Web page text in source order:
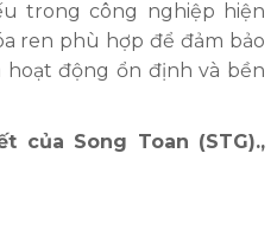
trong công nghiệp hiện
ren phù hợp để đảm bảo
hoạt động ổn định và bền
của Song Toan (STG).,